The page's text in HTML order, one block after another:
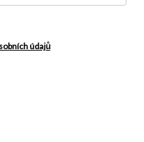
KORES
údajů